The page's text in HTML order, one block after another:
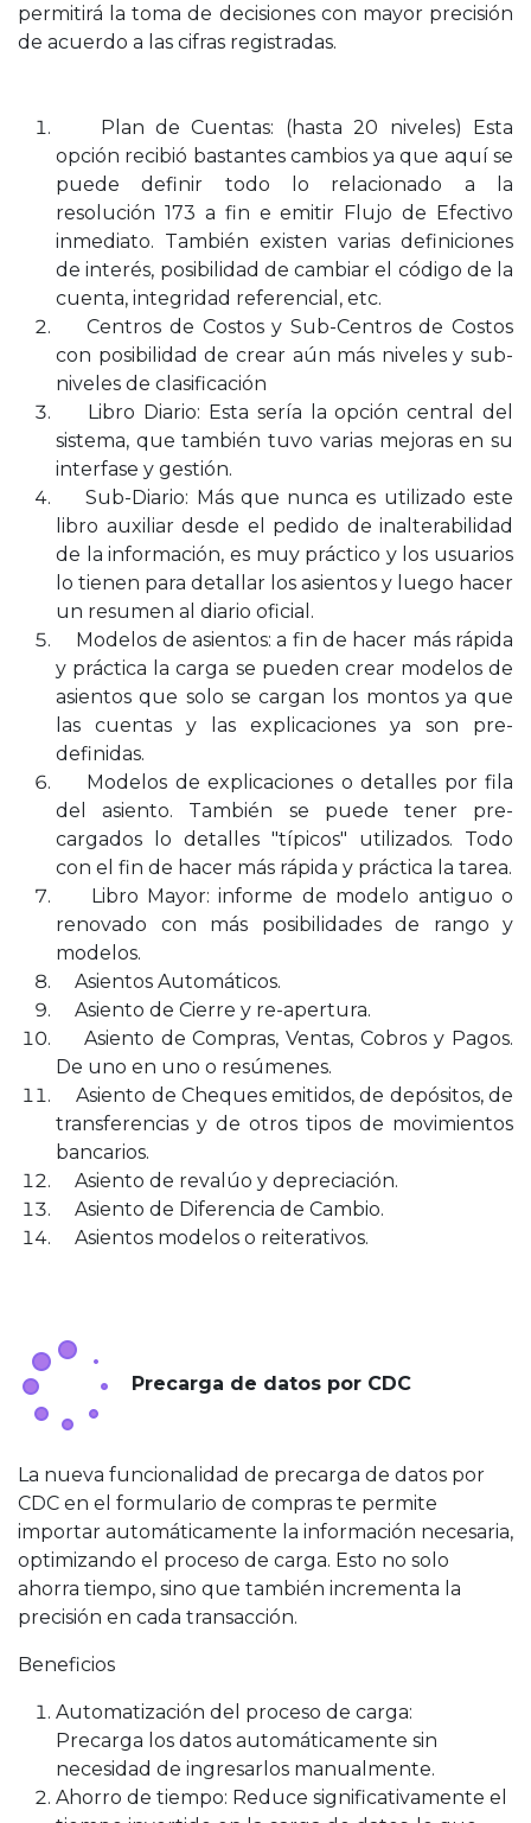
permitirá la toma de decisiones con mayor precisión
de acuerdo a las cifras registradas.
Plan de Cuentas: (hasta 20 niveles) Esta
opción recibió bastantes cambios ya que aquí se
puede definir todo lo relacionado a la
resolución 173 a fin e emitir Flujo de Efectivo
inmediato. También existen varias definiciones
de interés, posibilidad de cambiar el código de la
cuenta, integridad referencial, etc.
Centros de Costos y Sub-Centros de Costos
con posibilidad de crear aún más niveles y sub-
niveles de clasificación
Libro Diario: Esta sería la opción central del
sistema, que también tuvo varias mejoras en su
interfase y gestión.
Sub-Diario: Más que nunca es utilizado este
libro auxiliar desde el pedido de inalterabilidad
de la información, es muy práctico y los usuarios
lo tienen para detallar los asientos y luego hacer
un resumen al diario oficial.
Modelos de asientos: a fin de hacer más rápida
y práctica la carga se pueden crear modelos de
asientos que solo se cargan los montos ya que
las cuentas y las explicaciones ya son pre-
definidas.
Modelos de explicaciones o detalles por fila
del asiento. También se puede tener pre-
cargados lo detalles "típicos" utilizados. Todo
con el fin de hacer más rápida y práctica la tarea.
Libro Mayor: informe de modelo antiguo o
renovado con más posibilidades de rango y
modelos.
Asientos Automáticos.
Asiento de Cierre y re-apertura.
Asiento de Compras, Ventas, Cobros y Pagos.
De uno en uno o resúmenes.
Asiento de Cheques emitidos, de depósitos, de
transferencias y de otros tipos de movimientos
bancarios.
Asiento de revalúo y depreciación.
Asiento de Diferencia de Cambio.
Asientos modelos o reiterativos.
Precarga de datos por CDC
La nueva funcionalidad de precarga de datos por
CDC en el formulario de compras te permite
importar automáticamente la información necesaria,
optimizando el proceso de carga. Esto no solo
ahorra tiempo, sino que también incrementa la
precisión en cada transacción.
Beneficios
Automatización del proceso de carga:
Precarga los datos automáticamente sin
necesidad de ingresarlos manualmente.
Ahorro de tiempo: Reduce significativamente el